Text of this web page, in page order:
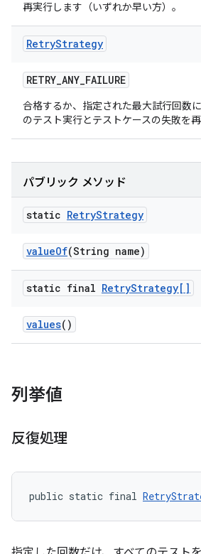
再実行します（いずれか早い方）。
RetryStrategy
RETRY_ANY_FAILURE
合格するか、指定された最大試行回数
のテスト実行とテストケースの失敗を
パブリック メソッド
static RetryStrategy
valueOf(String name)
static final RetryStrategy[]
values()
列挙値
反復処理
public static final